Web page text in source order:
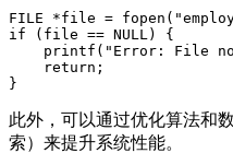
FILE *file =
if (file == NULL) {
printf("Error: File
    return;
此外，可以通过优化算法和
索）来提升系统性能。